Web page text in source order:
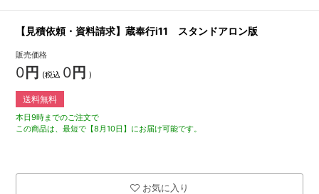
【見積依頼・資料請求】蔵奉行i11 スタンドアロン版
販売価格
0 円 (税込 0 円 )
送料無料
本日9時までのご注文で
この商品は、最短で【8月10日】にお届け可能です。
お気に入り